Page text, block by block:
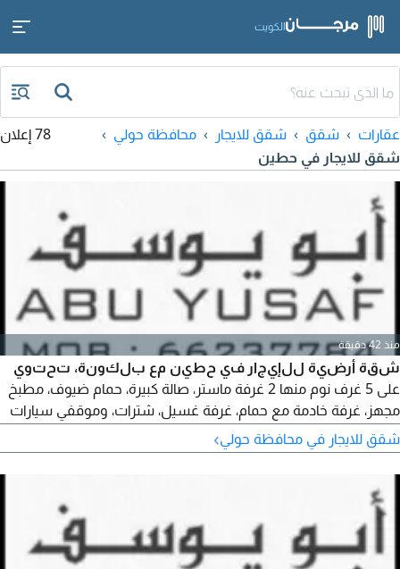
الكويت
عقارات شقق شقق للايجار
محافظة حولي
شقق للايجار في حطين
78 إعلان
منذ 42 دقيقة
شقة أرضية للإيجار في حطين مع بلكونة، تحتوي
على 5 غرف نوم منها 2 غرفة ماستر، صالة كبيرة، حمام ضيوف، مطبخ
مجهز، غرفة خادمة مع حمام، غرفة غسيل، شترات، وموقفي سيارات
مظللين بجانب بعض. سعر الإيجار 800 دينار كويتي (Q8).
شقق للايجار في محافظة حولي›